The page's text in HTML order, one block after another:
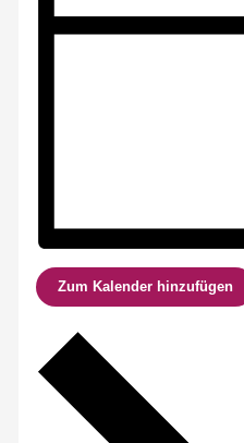
Zum Kalender hinzufügen